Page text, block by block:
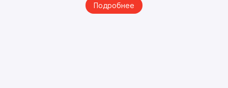
Подробнее